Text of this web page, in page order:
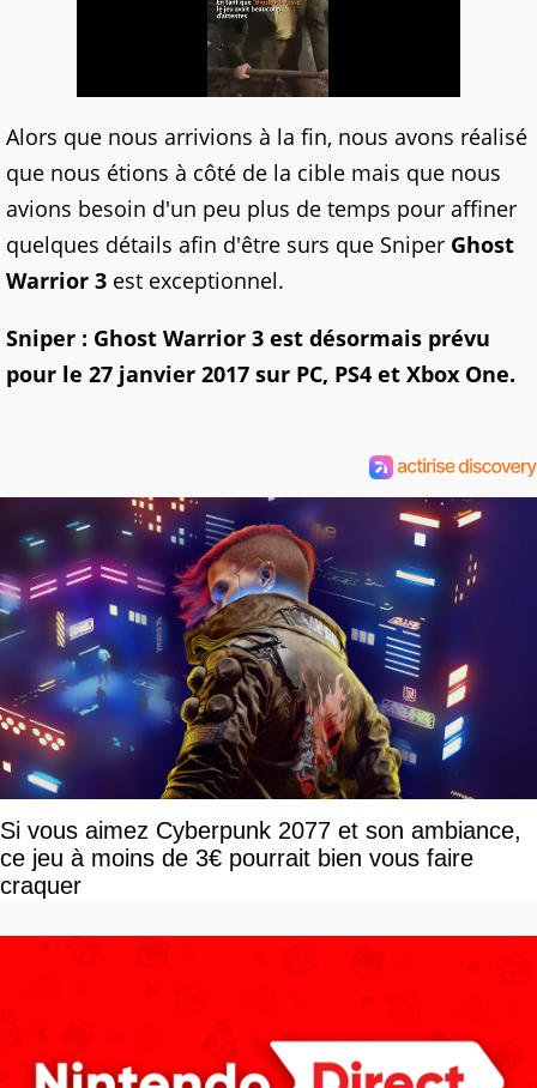
Alors que nous arrivions à la fin, nous avons réalisé
que nous étions à côté de la cible mais que nous
avions besoin d'un peu plus de temps pour affiner
quelques détails afin d'être surs que Sniper Ghost
Warrior 3 est exceptionnel.
Sniper : Ghost Warrior 3 est désormais prévu
pour le 27 janvier 2017 sur PC, PS4 et Xbox One.
Si vous aimez Cyberpunk 2077 et son ambiance,
ce jeu à moins de 3€ pourrait bien vous faire
craquer